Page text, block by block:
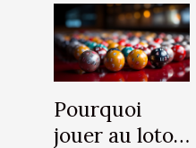
Pourquoi
jouer au loto